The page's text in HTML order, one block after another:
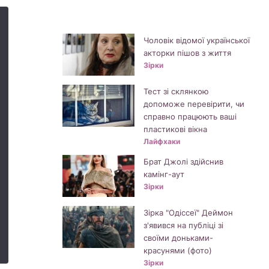
Чоловік відомої української
акторки пішов з життя
Зірки
Тест зі склянкою
допоможе перевірити, чи
справно працюють ваші
пластикові вікна
Лайфхаки
Брат Джолі здійснив
камінг-аут
Зірки
Зірка "Одіссеї" Деймон
з'явився на публіці зі
своїми доньками-
красунями (фото)
Зірки